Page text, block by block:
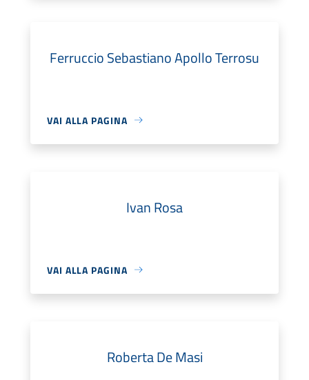
Ferruccio Sebastiano Apollo Terrosu
VAI ALLA PAGINA
Ivan Rosa
VAI ALLA PAGINA
Roberta De Masi